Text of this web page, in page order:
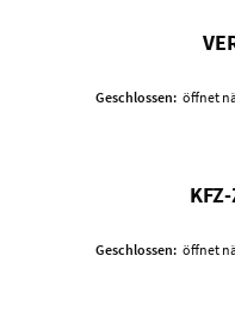
Klicken, um weitere
Geschlossen: öffnet
Klicken, um weitere
Geschlossen: öffnet